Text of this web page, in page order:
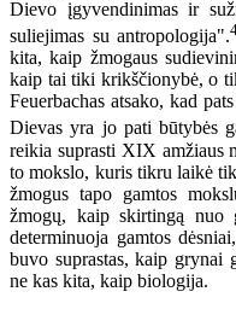
Dievo įgyvendinimas ir
suliejimas su antropologija".
kita, kaip žmogaus
kaip tai tiki krikščionybė, o
Feuerbachas atsako, kad
Dievas yra jo pati būtybės
reikia suprasti XIX amžiaus
to mokslo, kuris tikru laikė
žmogus tapo gamtos
žmogų, kaip skirtingą nuo
determinuoja gamtos
buvo suprastas, kaip grynai
ne kas kita, kaip biologija.